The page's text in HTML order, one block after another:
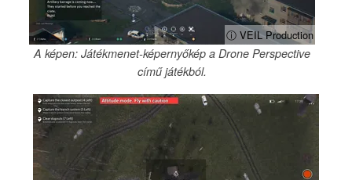
ⓘ VEIL Production
A képen: Játékmenet-képernyőkép a Drone Perspective
című játékból.